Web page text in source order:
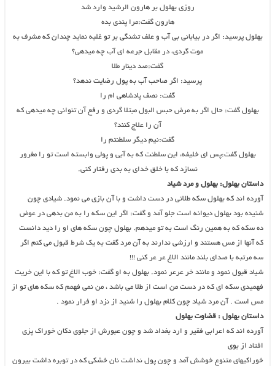
روزی بهلول بر هارون الرشید وارد شد
هارون گفت:مرا پندی بده
بهلول پرسید: اگر در بیابانی بی آب و علف تشنگی بر تو غلبه نماید چندان که مشرف به
موت گردی، در مقابل جرعه ای آب چه میدهی؟
گفت:صد دینار طلا
پرسید: اگر صاحب آب به پول رضایت ندهد؟
گفت: نصف پادشاهی ام را
بهلول گفت: حال اگر به مرض حبس البول مبتلا گردی و رفع آن تنوانی چه میدهی که
آن را علاج کنند؟
گفت:نیم دیگر سلطنتم را
بهلول گفت:پس ای خلیفه، این سلطنت که به آبی و پولی وابسته است تو را مغرور
نسازد که با خلق خدای به بدی رفتار کنی.
داستان بهلول: بهلول و مرد شیاد
آورده اند که بهلول سکه طلائی در دست داشت و با آن بازی می نمود. شیادی چون
شنیده بود بهلول دیوانه است جلو آمد و گفت: اگر این سکه را به من بدهی در عوض
ده سکه که به همین رنگ است به تو میدهم. بهلول چون سکه های او را دید دانست
که آنها از مس هستند و ارزشی ندارند به آن مرد گفت به یک شرط قبول می کنم اگر
سه مرتبه با صدای بلند مانند الاغ عر عر کنی !!!
شیاد قبول نمود و مانند خر عرعر نمود. بهلول به او گفت: خوب الاغ تو که با این خریت
فهمیدی سکه ای که در دست من است از طلا می باشد ، من نمی فهمم که سکه های تو از
مس است . آن مرد شیاد چون کلام بهلول را شنید از نزد او فرار نمود .
داستان بهلول : قضاوت بهلول
آورده اند که اعرابی فقیر و ارد بغداد شد و چون عبورش از جلوی دکان خوراک پزی
افتاد از بوی
خوراکیهای متنوع خوشش آمد و چون پول نداشت نان خشکی که در توبره داشت بیرون